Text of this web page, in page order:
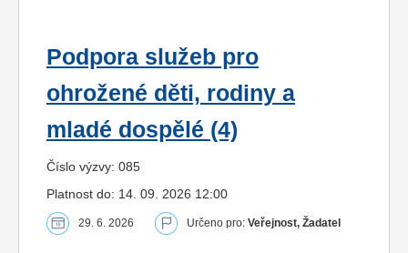
Podpora služeb pro
ohrožené děti, rodiny a
mladé dospělé (4)
Číslo výzvy: 085
Platnost do: 14. 09. 2026 12:00
29. 6. 2026 Určeno pro: Veřejnost, Žadatel